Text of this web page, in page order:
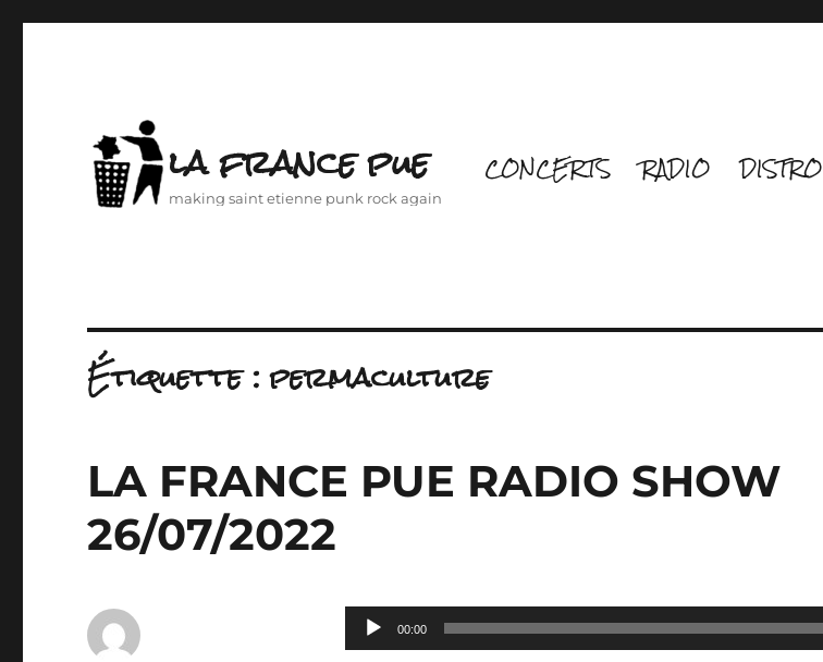
la france pue
making saint etienne punk rock again
CONCERTS RADIO DISTRO
Étiquette :permaculture
LA FRANCE PUE RADIO SHOW
26/07/2022
Lecteur
audio
00:00